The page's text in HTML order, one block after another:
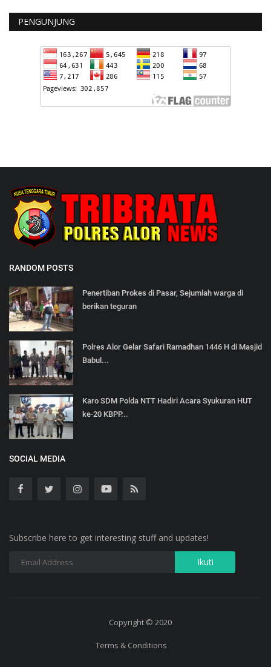
PENGUNJUNG
RANDOM POSTS
Penertiban Prokes di Pasar, Sejumlah warga di
berikan teguran
Polres Alor Gelar Safari Ramadhan 1446 H di Masjid
Babul...
Karo SDM Polda NTT Hadiri Acara Syukuran HUT
ke-20 KBPP...
SOCIAL MEDIA
Subscribe here to get interesting stuff and updates!
Copyright © 2020
Terms & Conditions